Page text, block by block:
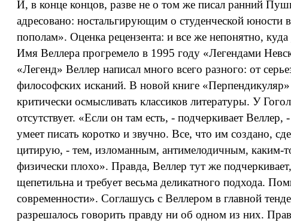
И, в конце концов, разве не о том же писал ранний
адресовано: ностальгирующим о студенческой
пополам». Оценка рецензента: и все же непонятно,
Имя Веллера прогремело в 1995 году «Легендами
«Легенд» Веллер написал много всего разного: от
философских исканий. В новой книге
критически осмысливать классиков литературы. У
отсутствует. «Если он там есть, - подчеркивает
умеет писать коротко и звучно. Все, что им создано,
цитирую, - тем, изломанным, антимелодичным, каким-
физически плохо». Правда, Веллер тут же
щепетильна и требует весьма деликатного подхода.
современности». Соглашусь с Веллером в главной
разрешалось говорить правду ни об одном из них.